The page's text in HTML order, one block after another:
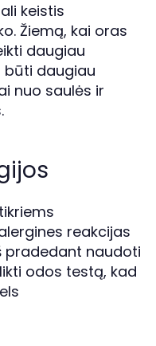
keistis
Žiemą, kai oras
daugiau
būti daugiau
nuo saulės ir
reakcijas
pradedant naudoti
odos testą, kad